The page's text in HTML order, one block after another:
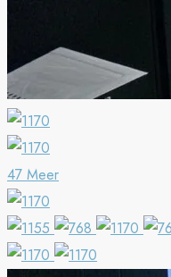
47 Meer